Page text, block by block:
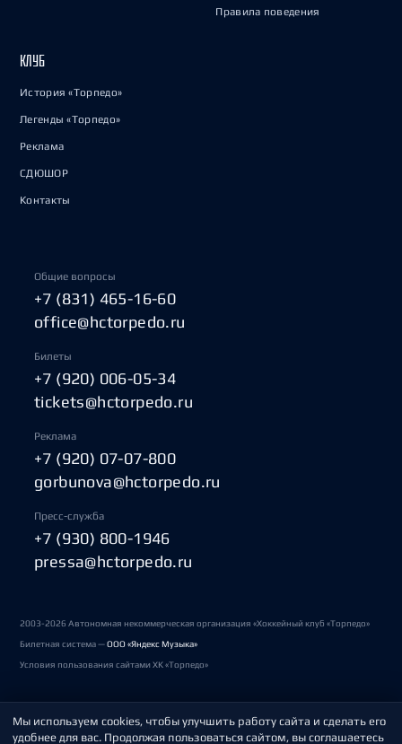
Правила поведения
КЛУБ
История «Торпедо»
Легенды «Торпедо»
Реклама
СДЮШОР
Контакты
Общие вопросы
+7 (831) 465-16-60
office@hctorpedo.ru
Билеты
+7 (920) 006-05-34
tickets@hctorpedo.ru
Реклама
+7 (920) 07-07-800
gorbunova@hctorpedo.ru
Пресс-служба
+7 (930) 800-1946
pressa@hctorpedo.ru
2003-2026 Автономная некоммерческая организация «Хоккейный клуб «Торпедо»
Билетная система —ООО «Яндекс Музыка»
Условия пользования сайтами ХК «Торпедо»
Политика обработки персональных данных
Мы используем cookies, чтобы улучшить работу сайта и сделать его
удобнее для вас. Продолжая пользоваться сайтом, вы соглашаетесь